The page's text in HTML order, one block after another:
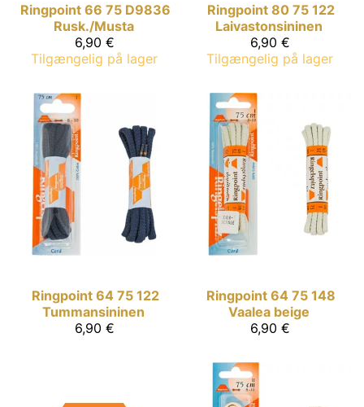
Ringpoint 66 75 D9836
Rusk./Musta
6,90 €
Tilgængelig på lager
Ringpoint 80 75 122
Laivastonsininen
6,90 €
Tilgængelig på lager
Ringpoint 64 75 122
Tummansininen
6,90 €
Ringpoint 64 75 148
Vaalea beige
6,90 €